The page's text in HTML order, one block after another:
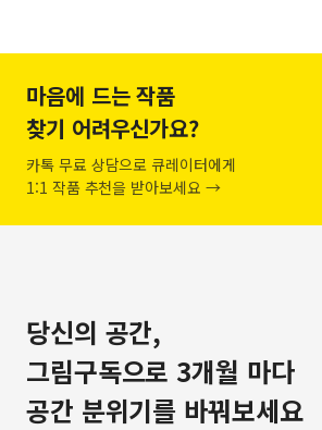
마음에 드는 작품
찾기 어려우신가요?
카톡 무료 상담으로 큐레이터에게
1:1 작품 추천을 받아보세요 →
당신의 공간,
그림구독으로 3개월 마다
공간 분위기를 바꿔보세요